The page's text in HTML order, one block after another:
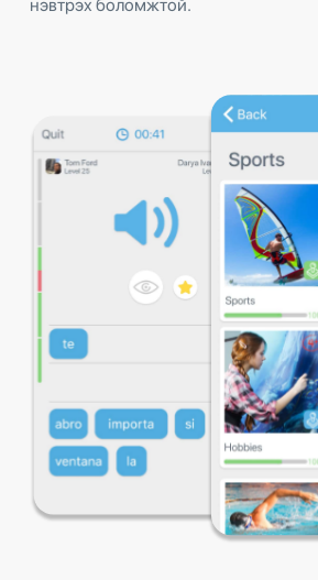
нэвтрэх боломжтой.